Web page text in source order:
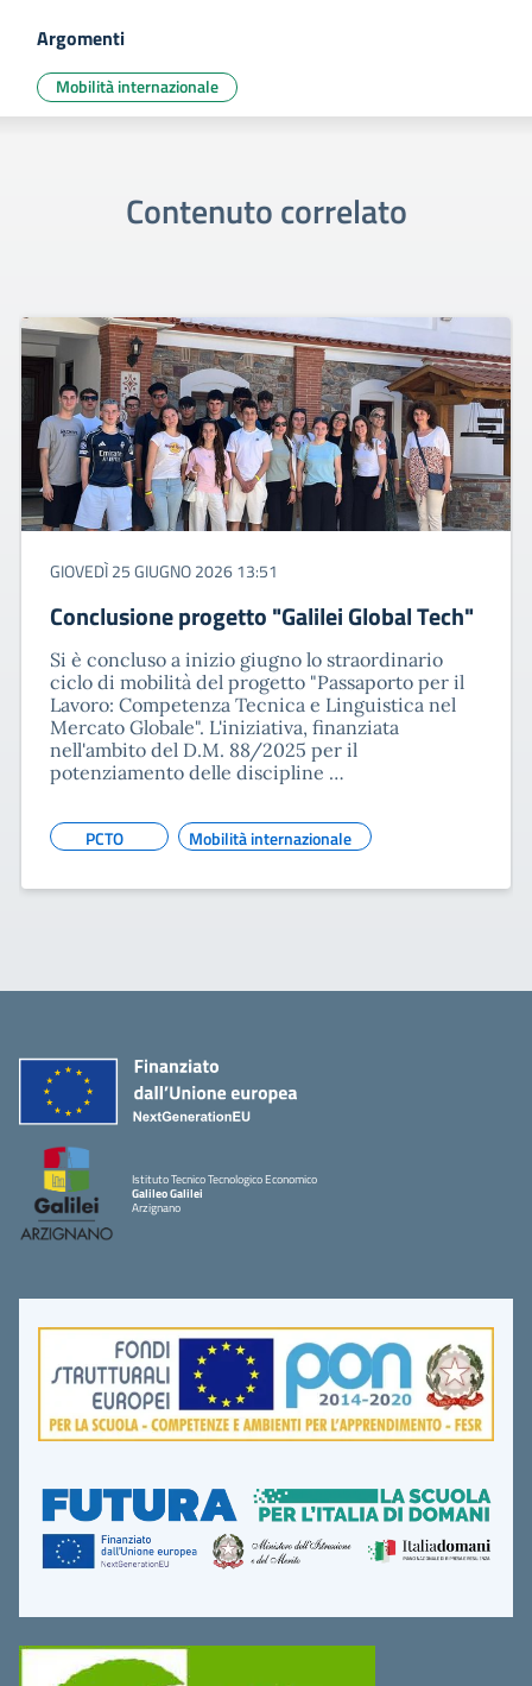
Argomenti
Mobilità internazionale
Contenuto correlato
GIOVEDÌ 25 GIUGNO 2026 13:51
Conclusione progetto "Galilei Global Tech"
Si è concluso a inizio giugno lo straordinario
ciclo di mobilità del progetto "Passaporto per il
Lavoro: Competenza Tecnica e Linguistica nel
Mercato Globale". L'iniziativa, finanziata
nell'ambito del D.M. 88/2025 per il
potenziamento delle discipline …
PCTO Mobilità internazionale
Istituto Tecnico Tecnologico Economico
Galileo Galilei
Arzignano